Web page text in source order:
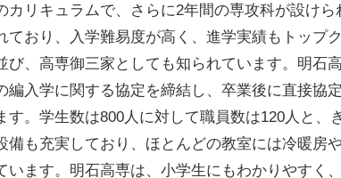
カリキュラムで、さらに2年間の専攻科が設け
ており、入学難易度が高く、進学実績もトップ
び、高専御三家としても知られています。明石
編入学に関する協定を締結し、卒業後に直接協
す。学生数は800人に対して職員数は120人と、
備も充実しており、ほとんどの教室には冷暖房
います。明石高専は、小学生にもわかりやすく